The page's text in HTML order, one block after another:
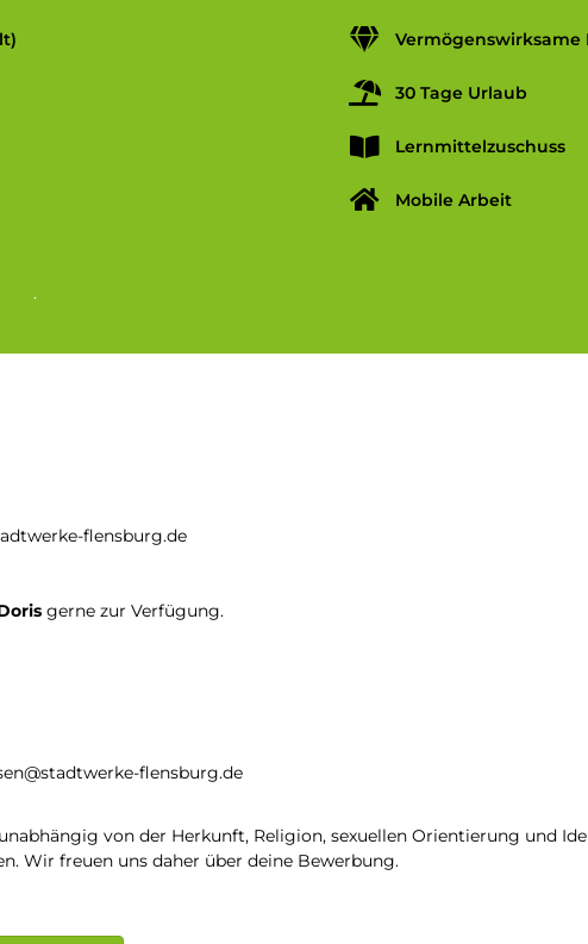
Vermögenswirksame
30 Tage Urlaub
Lernmittelzuschuss
Mobile Arbeit
.
flensburg.de
gerne zur Verfügung.
flensburg.de
von der Herkunft, Religion, sexuellen Orientierung und
Wir freuen uns daher über deine Bewerbung.